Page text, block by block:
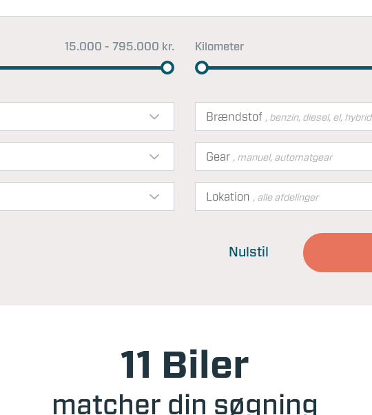
15.000 - 795.000 kr. Kilometer
Brændstof , benzin, diesel, el, hybrid
Gear , manuel, automatgear
Lokation , alle afdelinger
Nulstil
11 Biler
matcher din søgning